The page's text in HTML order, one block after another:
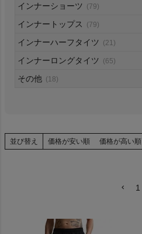
メンズスポーツウェア
スポーツシューズ
インナーショーツ (79)
インナートップス (79)
インナーハーフタイツ (21)
インナーロングタイツ (65)
その他 (18)
並び替え 価格が安い順 価格が高い順
1